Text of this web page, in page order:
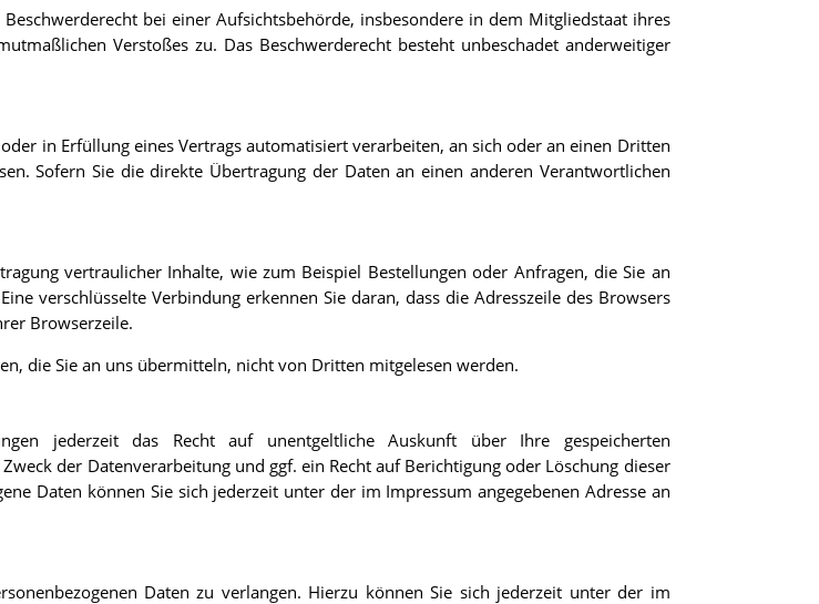
bei einer Aufsichtsbehörde, insbesondere in dem Mitgliedstaat ihres
Verstoßes zu. Das Beschwerderecht besteht unbeschadet anderweitiger
in Erfüllung eines Vertrags automatisiert verarbeiten, an sich oder an einen Dritten
Sofern Sie die direkte Übertragung der Daten an einen anderen Verantwortlichen
vertraulicher Inhalte, wie zum Beispiel Bestellungen oder Anfragen, die Sie an
verschlüsselte Verbindung erkennen Sie daran, dass die Adresszeile des Browsers
Browserzeile.
die Sie an uns übermitteln, nicht von Dritten mitgelesen werden.
jederzeit das Recht auf unentgeltliche Auskunft über Ihre gespeicherten
der Datenverarbeitung und ggf. ein Recht auf Berichtigung oder Löschung dieser
Daten können Sie sich jederzeit unter der im Impressum angegebenen Adresse an
Daten zu verlangen. Hierzu können Sie sich jederzeit unter der im